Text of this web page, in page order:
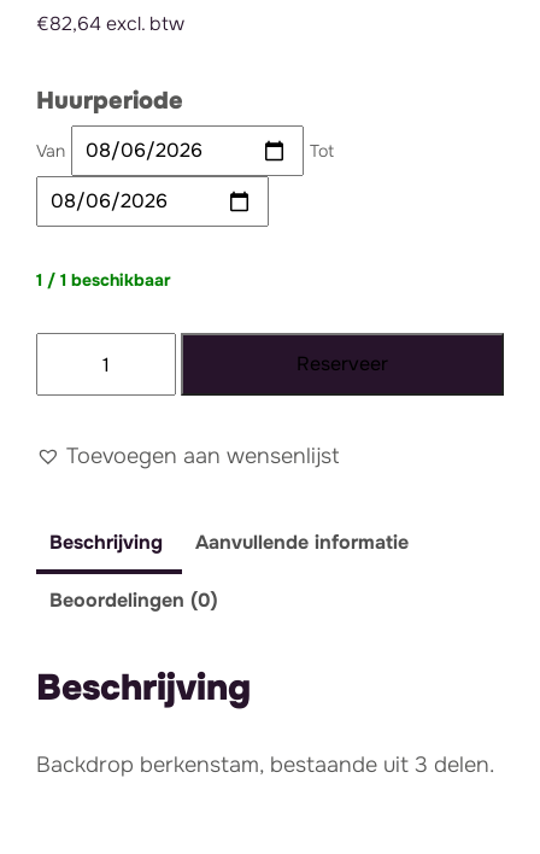
€82,64 excl. btw
Huurperiode
Van Tot
1 / 1 beschikbaar
Reserveer
Toevoegen aan wensenlijst
Beschrijving Aanvullende informatie
Beoordelingen (0)
Beschrijving
Backdrop berkenstam, bestaande uit 3 delen.